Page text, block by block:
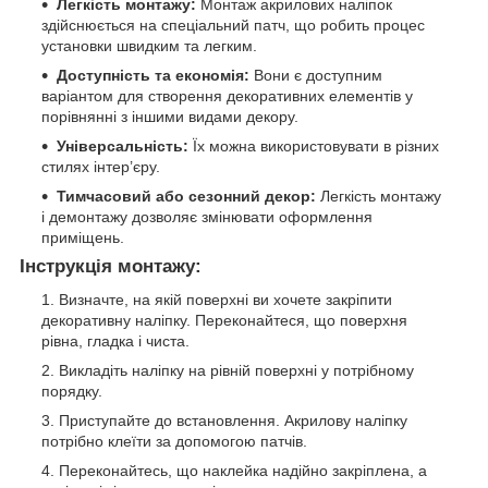
Легкість монтажу: Монтаж акрилових наліпок
здійснюється на спеціальний патч, що робить процес
установки швидким та легким.
Доступність та економія: Вони є доступним
варіантом для створення декоративних елементів у
порівнянні з іншими видами декору.
Універсальність: Їх можна використовувати в різних
стилях інтер’єру.
Тимчасовий або сезонний декор: Легкість монтажу
і демонтажу дозволяє змінювати оформлення
приміщень.
Інструкція монтажу:
Визначте, на якій поверхні ви хочете закріпити
декоративну наліпку. Переконайтеся, що поверхня
рівна, гладка і чиста.
Викладіть наліпку на рівній поверхні у потрібному
порядку.
Приступайте до встановлення. Акрилову наліпку
потрібно клеїти за допомогою патчів.
Переконайтесь, що наклейка надійно закріплена, а